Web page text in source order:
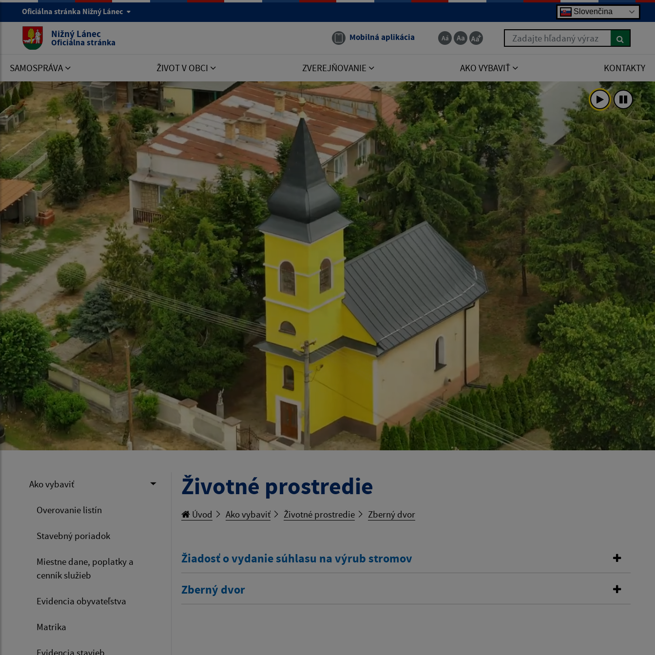
Oficiálna stránka Nižný Lánec Slovenčina
Nižný Lánec
Oficiálna stránka Mobilná aplikácia Zadajte hľadaný výraz
SAMOSPRÁVA ŽIVOT V OBCI ZVEREJŇOVANIE AKO VYBAVIŤ KONTAKTY
Ako vybaviť
Overovanie listín
Stavebný poriadok
Miestne dane, poplatky a
cenník služieb
Evidencia obyvateľstva
Matrika
Evidencia stavieb
Životné prostredie
Úvod Ako vybaviť Životné prostredie Zberný dvor
Žiadosť o vydanie súhlasu na výrub stromov
Zberný dvor